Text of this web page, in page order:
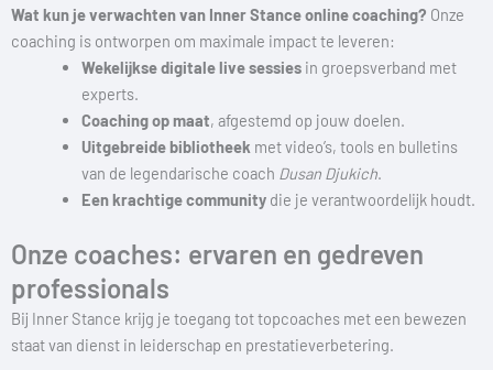
Wat kun je verwachten van Inner Stance online coaching? Onze
coaching is ontworpen om maximale impact te leveren:
Wekelijkse digitale live sessiesin groepsverband met
experts.
Coaching op maat, afgestemd op jouw doelen.
Uitgebreide bibliotheek met video’s, tools en bulletins
van de legendarische coach Dusan Djukich.
Een krachtige communitydie je verantwoordelijk houdt.
Onze coaches: ervaren en gedreven
professionals
Bij Inner Stance krijg je toegang tot topcoaches met een bewezen
staat van dienst in leiderschap en prestatieverbetering.